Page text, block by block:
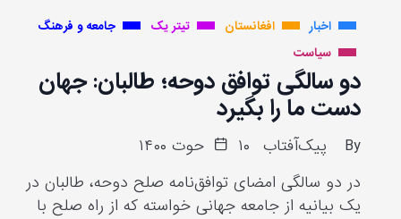
اخبار افغانستان تیتر یک
جامعه و فرهنگ
سیاست
دو سالگی توافق دوحه؛ طالبان: جهان
دست ما را بگیرد
By پیک‌آفتاب
۱۰ حوت ۱۴۰۰
در دو سالگی امضای توافق‌نامه صلح دوحه، طالبان در
یک بیانیه از جامعه جهانی خواسته که از راه صلح با